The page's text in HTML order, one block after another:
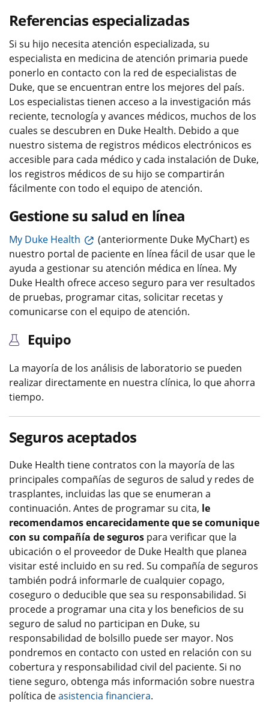
Referencias especializadas
Si su hijo necesita atención especializada, su
especialista en medicina de atención primaria puede
ponerlo en contacto con la red de especialistas de
Duke, que se encuentran entre los mejores del país.
Los especialistas tienen acceso a la investigación más
reciente, tecnología y avances médicos, muchos de los
cuales se descubren en Duke Health. Debido a que
nuestro sistema de registros médicos electrónicos es
accesible para cada médico y cada instalación de Duke,
los registros médicos de su hijo se compartirán
fácilmente con todo el equipo de atención.
Gestione su salud en línea
My Duke Health
(anteriormente Duke MyChart) es
nuestro portal de paciente en línea fácil de usar que le
ayuda a gestionar su atención médica en línea. My
Duke Health ofrece acceso seguro para ver resultados
de pruebas, programar citas, solicitar recetas y
comunicarse con el equipo de atención.
Equipo
La mayoría de los análisis de laboratorio se pueden
realizar directamente en nuestra clínica, lo que ahorra
tiempo.
Seguros aceptados
Duke Health tiene contratos con la mayoría de las
principales compañías de seguros de salud y redes de
trasplantes, incluidas las que se enumeran a
continuación. Antes de programar su cita, le
recomendamos encarecidamente que se comunique
con su compañía de seguros para verificar que la
ubicación o el proveedor de Duke Health que planea
visitar esté incluido en su red. Su compañía de seguros
también podrá informarle de cualquier copago,
coseguro o deducible que sea su responsabilidad. Si
procede a programar una cita y los beneficios de su
seguro de salud no participan en Duke, su
responsabilidad de bolsillo puede ser mayor. Nos
pondremos en contacto con usted en relación con su
cobertura y responsabilidad civil del paciente. Si no
tiene seguro, obtenga más información sobre nuestra
política deasistencia financiera.